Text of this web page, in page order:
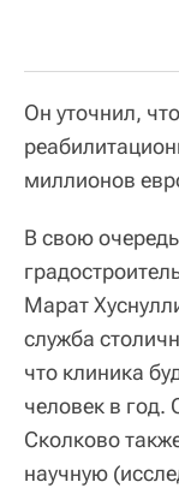
Он уточнил,
миллионов
В свою
Марат
служба
что клиника
человек в год.
Сколково
научную